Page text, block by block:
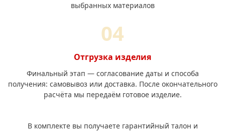
выбранных материалов
Отгрузка изделия
Финальный этап — согласование даты и способа
получения: самовывоз или доставка. После окончательного
расчёта мы передаём готовое изделие.
В комплекте вы получаете гарантийный талон и